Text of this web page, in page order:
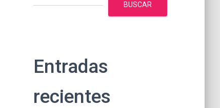
BUSCAR
Entradas
recientes